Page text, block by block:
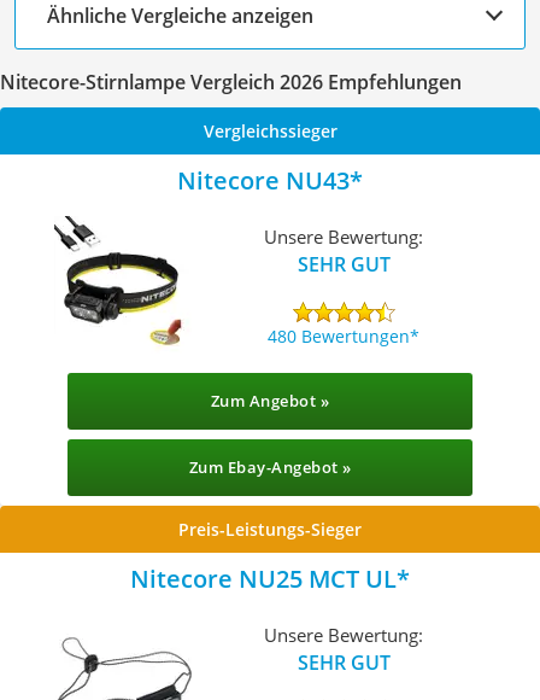
Ähnliche Vergleiche anzeigen
Nitecore-Stirnlampe Vergleich 2026 Empfehlungen
Vergleichssieger
Nitecore NU43
Unsere Bewertung:
SEHR GUT
480 Bewertungen
Zum Angebot »
Zum Ebay-Angebot »
Preis-Leistungs-Sieger
Nitecore NU25 MCT UL
Unsere Bewertung:
SEHR GUT